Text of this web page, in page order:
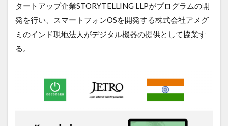
タートアップ企業STORYTELLING LLPがプログラムの開
発を行い、スマートフォンOSを開発する株式会社アメグ
ミのインド現地法人がデジタル機器の提供として協業す
る。